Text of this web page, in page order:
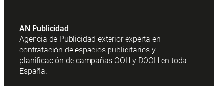
AN Publicidad
Agencia de Publicidad exterior experta en
contratación de espacios publicitarios y
planificación de campañas OOH y DOOH en toda
España.